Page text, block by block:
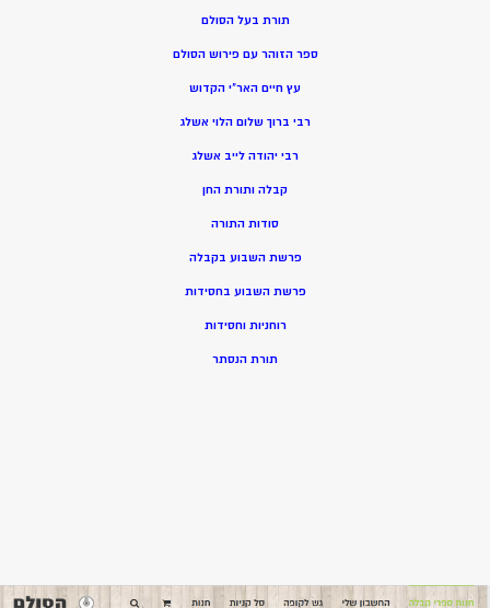
תורת בעל הסולם
ספר הזוהר עם פירוש הסולם
עץ חיים האר”י הקדוש
רבי ברוך שלום הלוי אשלג
רבי יהודה לייב אשלג
קבלה ותורת החן
סודות התורה
פרשת השבוע בקבלה
פרשת השבוע בחסידות
רוחניות וחסידות
תורת הנסתר